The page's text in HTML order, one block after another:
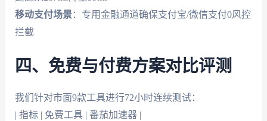
移动支付场景：专用金融通道确保支付宝/微信支付0风控
拦截
四、免费与付费方案对比评测
我们针对市面9款工具进行72小时连续测试：
| 指标 | 免费工具 | 番茄加速器 |